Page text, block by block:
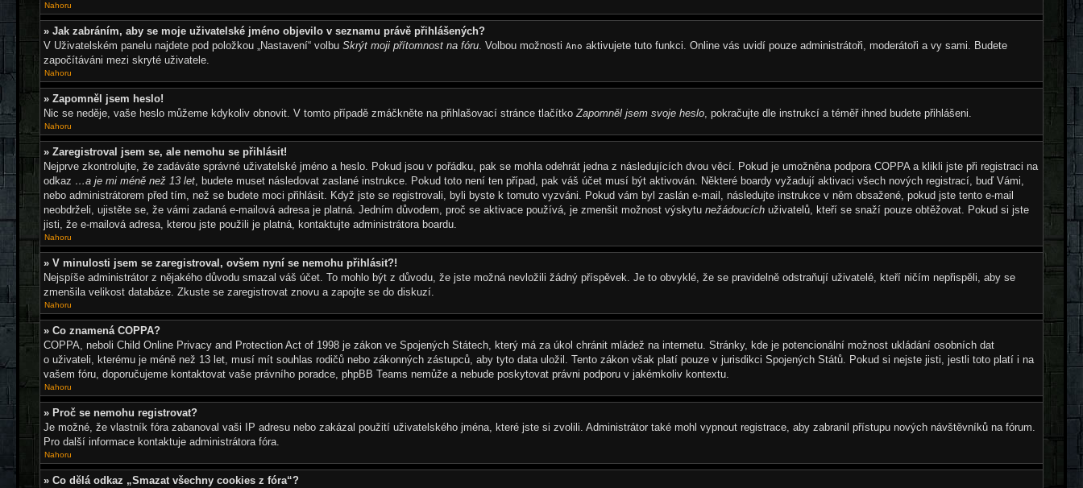
Nahoru
» Jak zabráním, aby se moje uživatelské jméno objevilo v seznamu právě přihlášených?
V Uživatelském panelu najdete pod položkou „Nastavení“ volbu Skrýt moji přítomnost na fóru. Volbou možnosti Ano aktivujete tuto funkci. Online vás uvidí pouze administrátoři, moderátoři a vy sami. Budete
započítáváni mezi skryté uživatele.
Nahoru
» Zapomněl jsem heslo!
Nic se neděje, vaše heslo můžeme kdykoliv obnovit. V tomto případě zmáčkněte na přihlašovací stránce tlačítkoZapomněl jsem svoje heslo, pokračujte dle instrukcí a téměř ihned budete přihlášeni.
Nahoru
» Zaregistroval jsem se, ale nemohu se přihlásit!
Nejprve zkontrolujte, že zadáváte správné uživatelské jméno a heslo. Pokud jsou v pořádku, pak se mohla odehrát jedna z následujících dvou věcí. Pokud je umožněna podpora COPPA a klikli jste při registraci na
odkaz …a je mi méně než 13 let, budete muset následovat zaslané instrukce. Pokud toto není ten případ, pak váš účet musí být aktivován. Některé boardy vyžadují aktivaci všech nových registrací, buď Vámi,
nebo administrátorem před tím, než se budete moci přihlásit. Když jste se registrovali, byli byste k tomuto vyzváni. Pokud vám byl zaslán e-mail, následujte instrukce v něm obsažené, pokud jste tento e-mail
neobdrželi, ujistěte se, že vámi zadaná e-mailová adresa je platná. Jedním důvodem, proč se aktivace používá, je zmenšit možnost výskytu nežádoucích uživatelů, kteří se snaží pouze obtěžovat. Pokud si jste
jisti, že e-mailová adresa, kterou jste použili je platná, kontaktujte administrátora boardu.
Nahoru
» V minulosti jsem se zaregistroval, ovšem nyní se nemohu přihlásit?!
Nejspíše administrátor z nějakého důvodu smazal váš účet. To mohlo být z důvodu, že jste možná nevložili žádný příspěvek. Je to obvyklé, že se pravidelně odstraňují uživatelé, kteří ničím nepřispěli, aby se
zmenšila velikost databáze. Zkuste se zaregistrovat znovu a zapojte se do diskuzí.
Nahoru
» Co znamená COPPA?
COPPA, neboli Child Online Privacy and Protection Act of 1998 je zákon ve Spojených Státech, který má za úkol chránit mládež na internetu. Stránky, kde je potencionální možnost ukládání osobních dat
o uživateli, kterému je méně než 13 let, musí mít souhlas rodičů nebo zákonných zástupců, aby tyto data uložil. Tento zákon však platí pouze v jurisdikci Spojených Států. Pokud si nejste jisti, jestli toto platí i na
vašem fóru, doporučujeme kontaktovat vaše právního poradce, phpBB Teams nemůže a nebude poskytovat právni podporu v jakémkoliv kontextu.
Nahoru
» Proč se nemohu registrovat?
Je možné, že vlastník fóra zabanoval vaši IP adresu nebo zakázal použití uživatelského jména, které jste si zvolili. Administrátor také mohl vypnout registrace, aby zabranil přístupu nových návštěvníků na fórum.
Pro další informace kontaktuje administrátora fóra.
Nahoru
» Co dělá odkaz „Smazat všechny cookies z fóra“?